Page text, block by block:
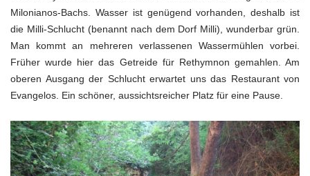
Milonianos-Bachs. Wasser ist genügend vorhanden, deshalb ist
die Milli-Schlucht (benannt nach dem Dorf Milli), wunderbar grün.
Man kommt an mehreren verlassenen Wassermühlen vorbei.
Früher wurde hier das Getreide für Rethymnon gemahlen. Am
oberen Ausgang der Schlucht erwartet uns das Restaurant von
Evangelos. Ein schöner, aussichtsreicher Platz für eine Pause.